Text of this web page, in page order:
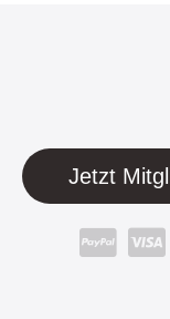
Jetzt